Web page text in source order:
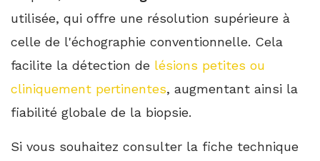
utilisée, qui offre une résolution supérieure à
celle de l'échographie conventionnelle. Cela
facilite la détection de lésions petites ou
cliniquement pertinentes, augmentant ainsi la
fiabilité globale de la biopsie.
Si vous souhaitez consulter la fiche technique